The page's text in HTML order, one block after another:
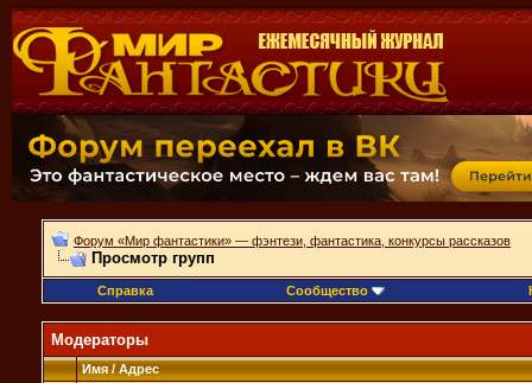
Форум «Мир фантастики» — фэнтези, фантастика, конкурсы рассказов
Просмотр групп
Справка Сообщество
Модераторы
Имя / Адрес